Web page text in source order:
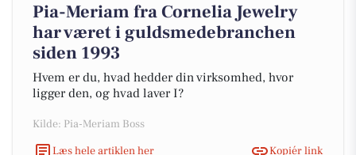
Pia-Meriam fra Cornelia Jewelry
har været i guldsmedebranchen
siden 1993
Hvem er du, hvad hedder din virksomhed, hvor
ligger den, og hvad laver I?
Kilde: Pia-Meriam Boss
Læs hele artiklen her
Kopiér link